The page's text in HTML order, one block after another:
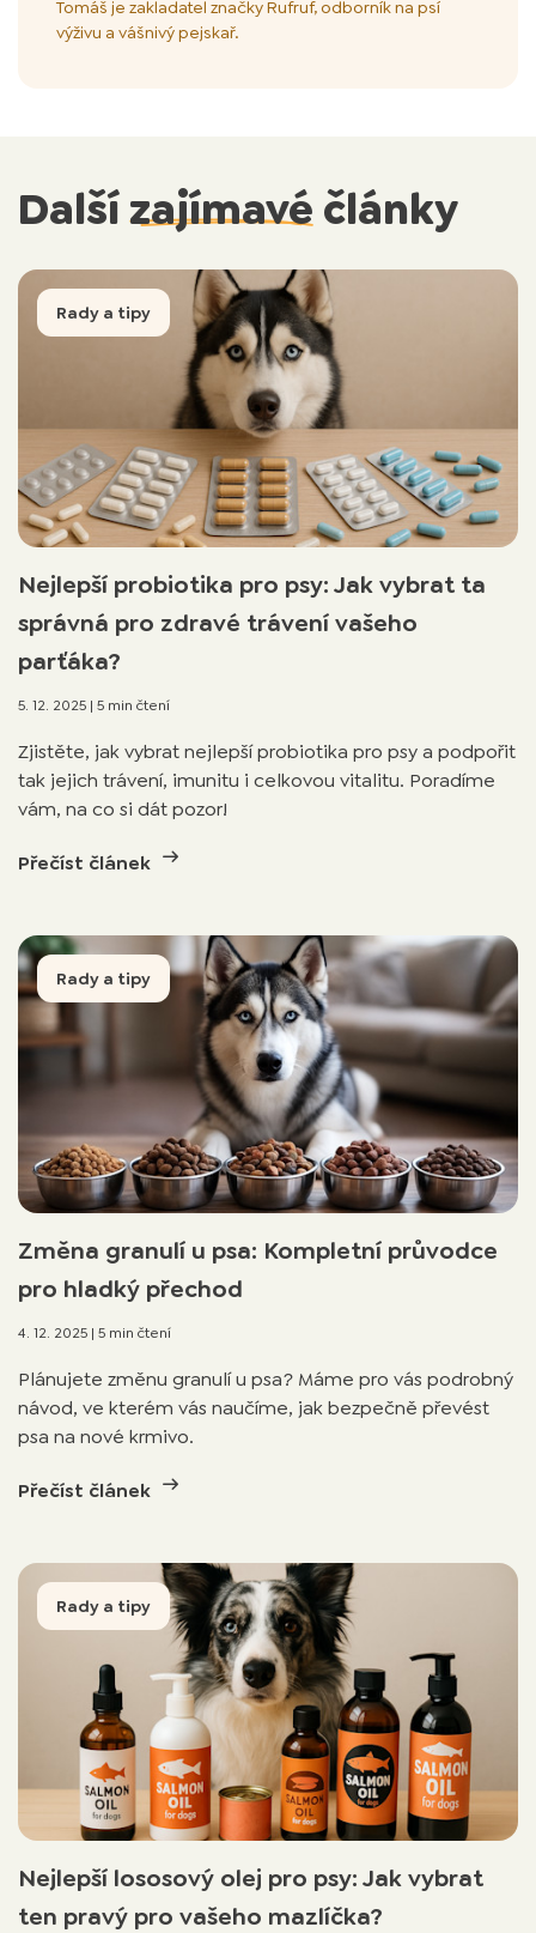
Tomáš je zakladatel značky Rufruf, odborník na psí
výživu a vášnivý pejskař.
Dalšízajímavéčlánky
Rady a tipy
Nejlepší probiotika pro psy: Jak vybrat ta
správná pro zdravé trávení vašeho
parťáka?
5. 12. 2025 | 5 min čtení
Zjistěte, jak vybrat nejlepší probiotika pro psy a podpořit
tak jejich trávení, imunitu i celkovou vitalitu. Poradíme
vám, na co si dát pozor!
Přečíst článek
Rady a tipy
Změna granulí u psa: Kompletní průvodce
pro hladký přechod
4. 12. 2025 | 5 min čtení
Plánujete změnu granulí u psa? Máme pro vás podrobný
návod, ve kterém vás naučíme, jak bezpečně převést
psa na nové krmivo.
Přečíst článek
Rady a tipy
Nejlepší lososový olej pro psy: Jak vybrat
ten pravý pro vašeho mazlíčka?